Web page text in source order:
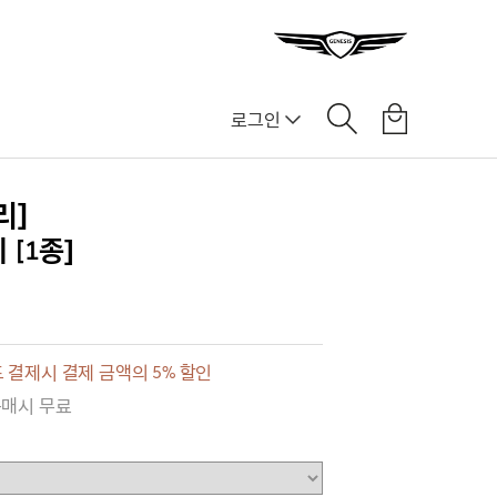
로그인
]
[1종]
결제시 결제 금액의 5% 할인
시 무료